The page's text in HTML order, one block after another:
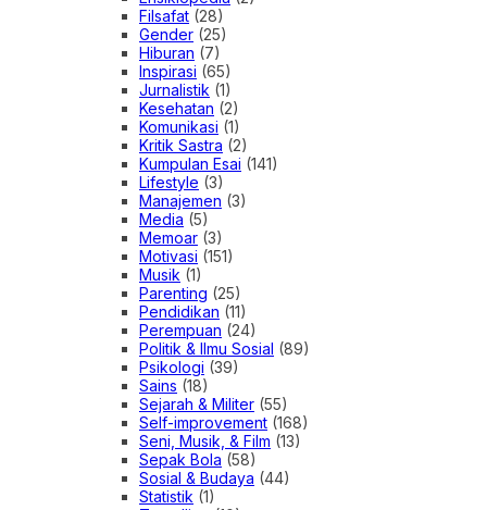
Filsafat (28)
Gender (25)
Hiburan (7)
Inspirasi (65)
Jurnalistik (1)
Kesehatan (2)
Komunikasi (1)
Kritik Sastra (2)
Kumpulan Esai (141)
Lifestyle (3)
Manajemen (3)
Media (5)
Memoar (3)
Motivasi (151)
Musik (1)
Parenting (25)
Pendidikan (11)
Perempuan (24)
Politik & Ilmu Sosial (89)
Psikologi (39)
Sains (18)
Sejarah & Militer (55)
Self-improvement (168)
Seni, Musik, & Film (13)
Sepak Bola (58)
Sosial & Budaya (44)
Statistik (1)